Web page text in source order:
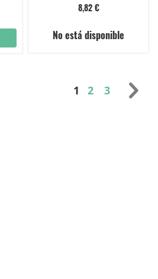
8,82 €
No está disponible
Página
Actualmente
1 Página
2 Página
3